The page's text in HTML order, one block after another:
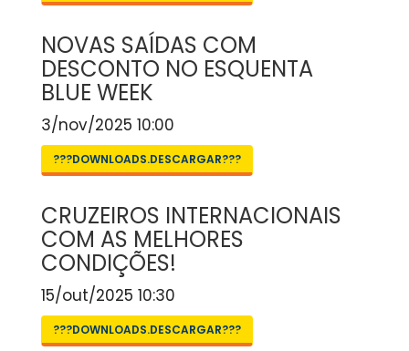
NOVAS SAÍDAS COM
DESCONTO NO ESQUENTA
BLUE WEEK
3/nov/2025 10:00
???DOWNLOADS.DESCARGAR???
CRUZEIROS INTERNACIONAIS
COM AS MELHORES
CONDIÇÕES!
15/out/2025 10:30
???DOWNLOADS.DESCARGAR???